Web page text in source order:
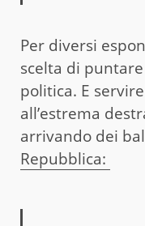
Per diversi
scelta di
politica. E
all’estrema
arrivando dei
Repubblica: